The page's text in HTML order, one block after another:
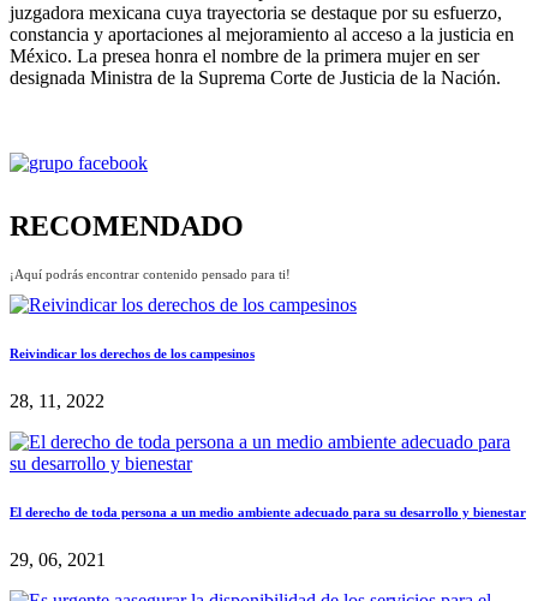
juzgadora mexicana cuya trayectoria se destaque por su esfuerzo,
constancia y aportaciones al mejoramiento al acceso a la justicia en
México. La presea honra el nombre de la primera mujer en ser
designada Ministra de la Suprema Corte de Justicia de la Nación.
RECOMENDADO
¡Aquí podrás encontrar contenido pensado para ti!
Reivindicar los derechos de los campesinos
28, 11, 2022
El derecho de toda persona a un medio ambiente adecuado para su desarrollo y bienestar
29, 06, 2021